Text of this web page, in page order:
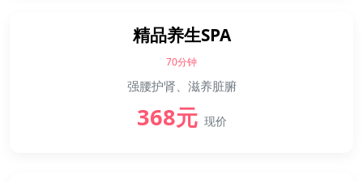
精品养生SPA
70分钟
强腰护肾、滋养脏腑
368元 现价